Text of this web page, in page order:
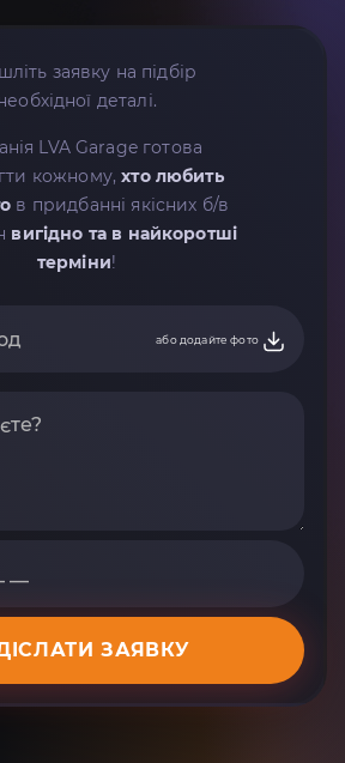
заявку на підбір
деталі.
LVA Garage готова
кожному,хто любить
в придбанні якісних б/в
вигідно та в найкоротші
терміни!
або додайте фото
ЗАЯВКУ